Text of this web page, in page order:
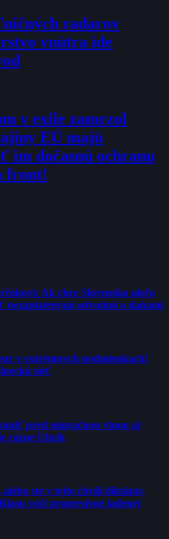
radarov
vnútra ide
v exile zamrzol
EÚ majú
im dočasnú ochranu
front!
Ak chce Slovensku niečo
odvodmi a daňami
v extrémnych podmienkach!
sieť
pred migračnou vlnou aj
rázne Uhrík
alebo ste v tejto chvíli diktátor,
voči progresívne ladenej